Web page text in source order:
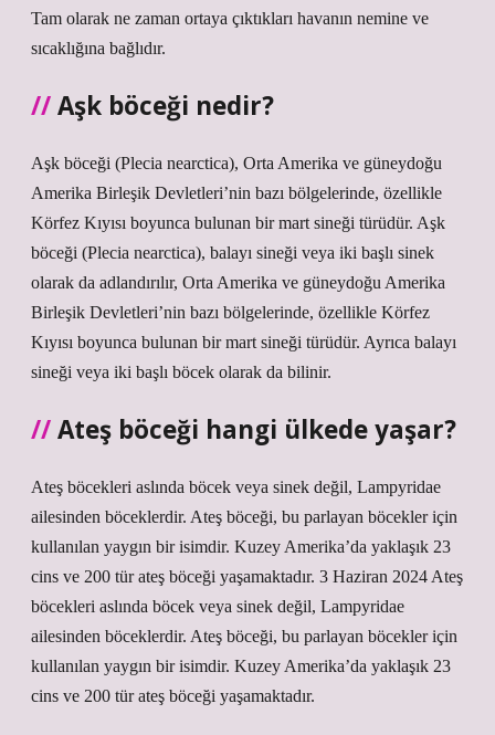
Tam olarak ne zaman ortaya çıktıkları havanın nemine ve
sıcaklığına bağlıdır.
Aşk böceği nedir?
Aşk böceği (Plecia nearctica), Orta Amerika ve güneydoğu
Amerika Birleşik Devletleri’nin bazı bölgelerinde, özellikle
Körfez Kıyısı boyunca bulunan bir mart sineği türüdür. Aşk
böceği (Plecia nearctica), balayı sineği veya iki başlı sinek
olarak da adlandırılır, Orta Amerika ve güneydoğu Amerika
Birleşik Devletleri’nin bazı bölgelerinde, özellikle Körfez
Kıyısı boyunca bulunan bir mart sineği türüdür. Ayrıca balayı
sineği veya iki başlı böcek olarak da bilinir.
Ateş böceği hangi ülkede yaşar?
Ateş böcekleri aslında böcek veya sinek değil, Lampyridae
ailesinden böceklerdir. Ateş böceği, bu parlayan böcekler için
kullanılan yaygın bir isimdir. Kuzey Amerika’da yaklaşık 23
cins ve 200 tür ateş böceği yaşamaktadır. 3 Haziran 2024 Ateş
böcekleri aslında böcek veya sinek değil, Lampyridae
ailesinden böceklerdir. Ateş böceği, bu parlayan böcekler için
kullanılan yaygın bir isimdir. Kuzey Amerika’da yaklaşık 23
cins ve 200 tür ateş böceği yaşamaktadır.